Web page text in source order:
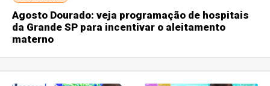
Agosto Dourado: veja programação de hospitais
da Grande SP para incentivar o aleitamento
materno